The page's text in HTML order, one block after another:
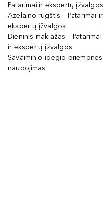
Patarimai ir ekspertų įžvalgos
Azelaino rūgštis – Patarimai ir
ekspertų įžvalgos
Dieninis makiažas – Patarimai
ir ekspertų įžvalgos
Savaiminio įdegio priemonės
naudojimas